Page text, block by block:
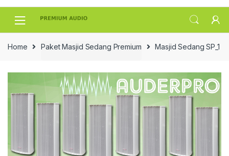
Skip
Skip
Home Paket Masjid Sedang Premium Masjid Sedang SP_1